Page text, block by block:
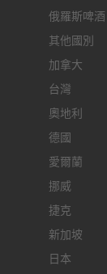
俄羅斯啤酒
其他國別
加拿大
台灣
奧地利
德國
愛爾蘭
挪威
捷克
新加坡
日本